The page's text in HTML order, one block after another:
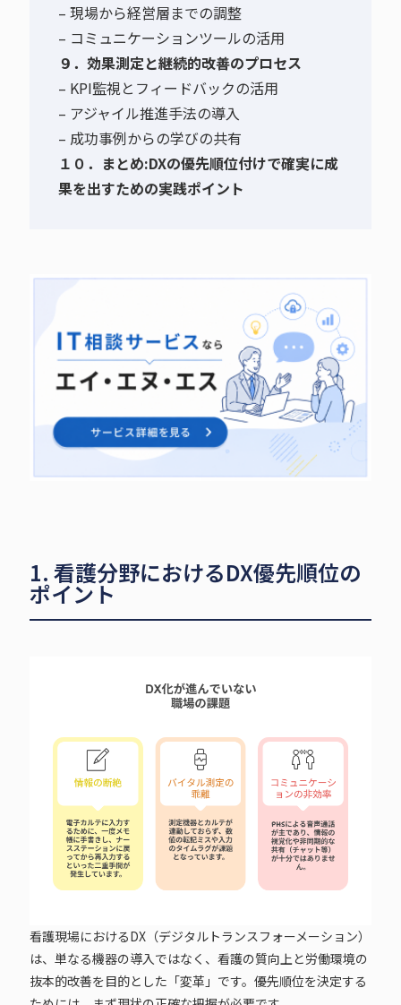
– 現場から経営層までの調整
– コミュニケーションツールの活用
９．効果測定と継続的改善のプロセス
– KPI監視とフィードバックの活用
– アジャイル推進手法の導入
– 成功事例からの学びの共有
１０．まとめ:DXの優先順位付けで確実に成
果を出すための実践ポイント
1. 看護分野におけるDX優先順位の
ポイント
看護現場におけるDX（デジタルトランスフォーメーション）
は、単なる機器の導入ではなく、看護の質向上と労働環境の
抜本的改善を目的とした「変革」です。優先順位を決定する